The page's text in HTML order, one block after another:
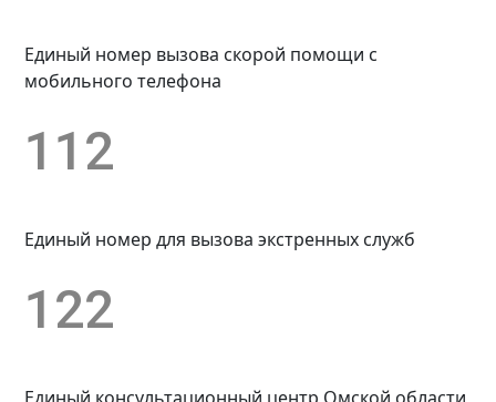
Единый номер вызова скорой помощи с
мобильного телефона
112
Единый номер для вызова экстренных служб
122